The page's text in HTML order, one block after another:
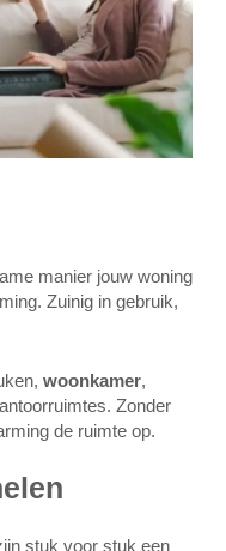
manier jouw woning
Zuinig in gebruik,
woonkamer,
Zonder
de ruimte op.
stuk voor stuk een